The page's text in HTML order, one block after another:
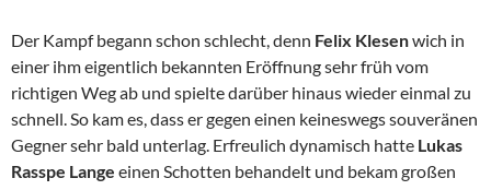
Der Kampf begann schon schlecht, denn Felix Klesenwich in
einer ihm eigentlich bekannten Eröffnung sehr früh vom
richtigen Weg ab und spielte darüber hinaus wieder einmal zu
schnell. So kam es, dass er gegen einen keineswegs souveränen
Gegner sehr bald unterlag. Erfreulich dynamisch hatte Lukas
Rasspe Lange einen Schotten behandelt und bekam großen